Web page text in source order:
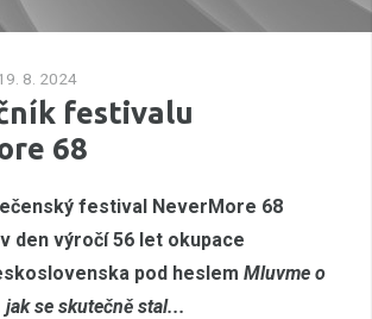
8. 2024
festivalu
68
festival NeverMore 68
den výročí 56 let okupace
pod heslem Mluvme o
se skutečně stal...